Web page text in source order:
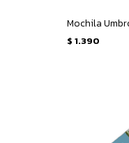
Mochila
$ 1.390